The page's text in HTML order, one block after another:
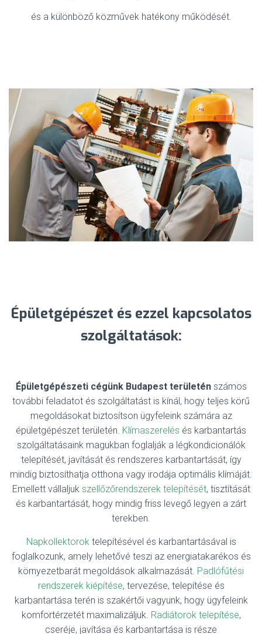
és a különböző közművek hatékony működését.
Épületgépészet és ezzel kapcsolatos
szolgáltatások:
Épületgépészeti cégünk Budapest területénszámos
további feladatot és szolgáltatást is kínál, hogy teljes körű
megoldásokat biztosítson ügyfeleink számára az
épületgépészet területén. Klímaszerelés és karbantartás
szolgáltatásaink magukban foglalják a légkondicionálók
telepítését, javítását és rendszeres karbantartását, így
mindig biztosíthatja otthona vagy irodája optimális klímáját.
Emellett vállaljuk szellőzőrendszerek telepítését, tisztítását
és karbantartását, hogy mindig friss levegő legyen a zárt
terekben.
Napkollektoroktelepítésével és karbantartásával is
foglalkozunk, amely lehetővé teszi az energiatakarékos és
környezetbarát megoldások alkalmazását. Padlófűtési
rendszerek kiépítése, tervezése, telepítése és
karbantartása terén is szakértői vagyunk, hogy ügyfeleink
komfortérzetét maximalizáljuk. Radiátorok telepítése,
cseréje, javítása és karbantartása is része